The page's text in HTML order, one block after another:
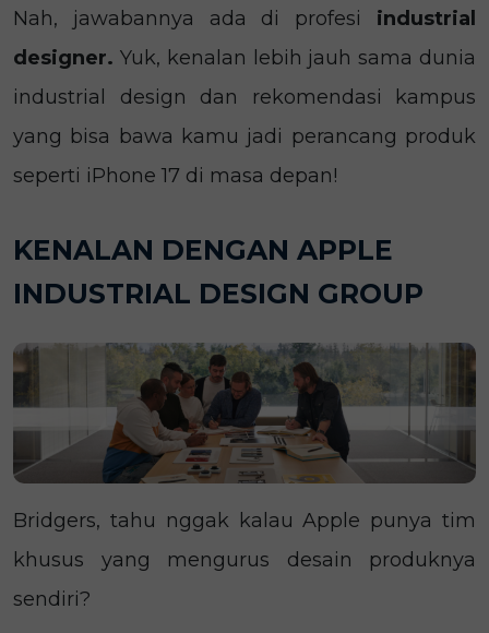
Nah, jawabannya ada di profesi industrial
designer. Yuk, kenalan lebih jauh sama dunia
industrial design dan rekomendasi kampus
yang bisa bawa kamu jadi perancang produk
seperti iPhone 17 di masa depan!
KENALAN DENGAN APPLE
INDUSTRIAL DESIGN GROUP
Bridgers, tahu nggak kalau Apple punya tim
khusus yang mengurus desain produknya
sendiri?